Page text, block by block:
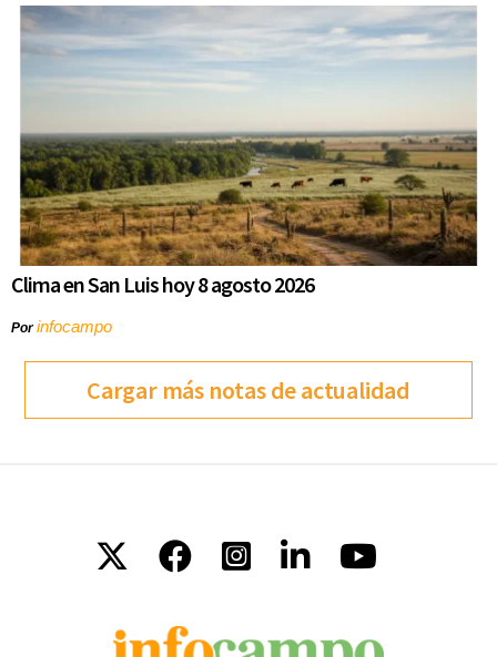
Clima en San Luis hoy 8 agosto 2026
Porinfocampo
Cargar más notas de actualidad